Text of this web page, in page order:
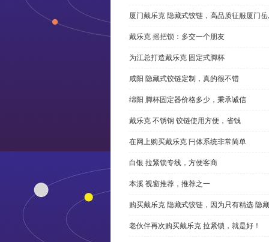
厦门戴乐克 隐藏式铰链，高品质征服厦门
戴乐克 摇把锁：多交一个朋友
为江总打造戴乐克 固定式脚杯
咸阳 隐藏式铰链定制，真的很不错
绵阳 脚杯固定器价格多少，秉承诚信
戴乐克 不锈钢 铰链使用方便，省钱
在网上购买戴乐克 闩体系统非常简单
白银 拉紧锁专线，方便客商
本溪 视窗推荐，推荐之一
购买戴乐克 隐藏式铰链，因为只有精选 隐
老伙伴再次购买戴乐克 拉紧锁，就是好！